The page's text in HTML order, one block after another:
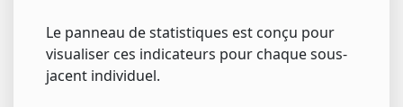
Le panneau de statistiques est conçu pour
visualiser ces indicateurs pour chaque sous-
jacent individuel.